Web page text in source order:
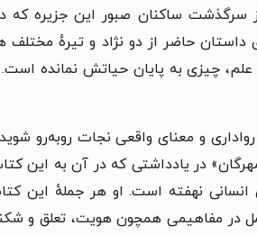
سرگذشت ساکنان صبور این جزیره
حاضر از دو نژاد و تیرهٔ مختلف
چیزی به پایان حیاتش نمانده است.
و معنای واقعی نجات روبه‌رو
در یادداشتی که در آن به این
نهفته است. او هر جملهٔ این
در مفاهیمی همچون هویت، تعلق و